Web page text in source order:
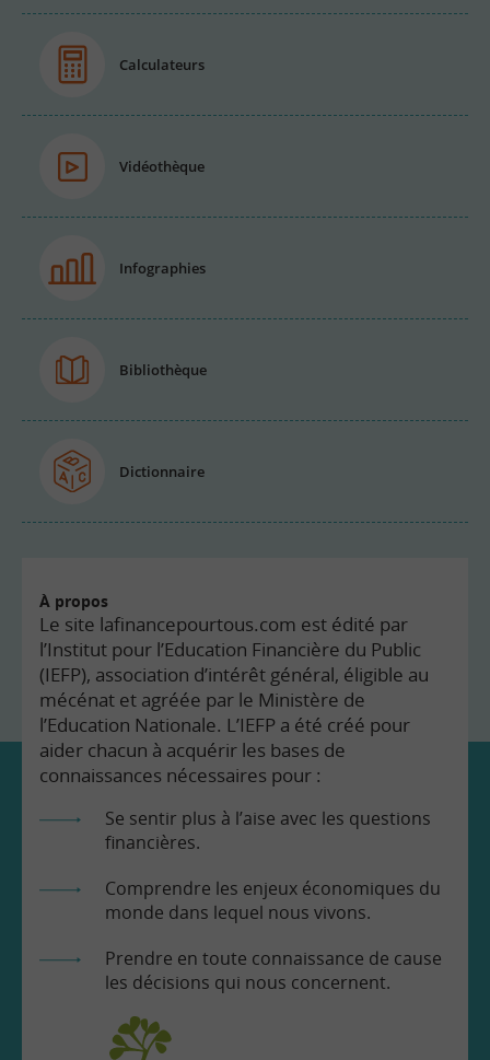
Calculateurs
Vidéothèque
Infographies
Bibliothèque
Dictionnaire
À propos
Le site lafinancepourtous.com est édité par
l’Institut pour l’Education Financière du Public
(IEFP), association d’intérêt général, éligible au
mécénat et agréée par le Ministère de
l’Education Nationale. L’IEFP a été créé pour
aider chacun à acquérir les bases de
connaissances nécessaires pour :
Se sentir plus à l’aise avec les questions
financières.
Comprendre les enjeux économiques du
monde dans lequel nous vivons.
Prendre en toute connaissance de cause
les décisions qui nous concernent.